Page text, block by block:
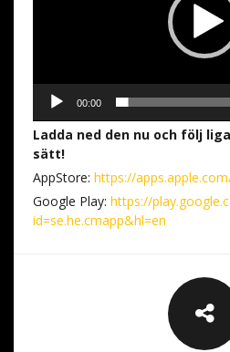
00:00
Ladda ned den nu och följ liga
sätt!
AppStore: https://apps.app
Google Play: https://
id=se.he.cmapp&hl=en